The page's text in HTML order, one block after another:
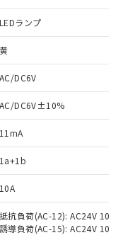
LEDランプ
黄
AC/DC6V
AC/DC6V±10%
11mA
1a+1b
10A
抵抗負荷(AC-12): AC24V 10A/
誘導負荷(AC-15): AC24V
能な商品で
定のある
10物質）の
品を出す予
10物質）の